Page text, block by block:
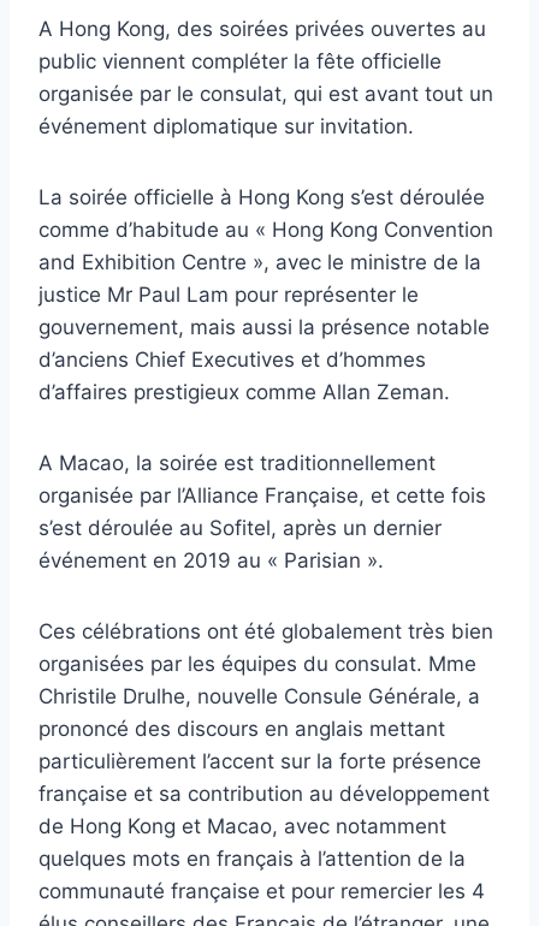
A Hong Kong, des soirées privées ouvertes au
public viennent compléter la fête officielle
organisée par le consulat, qui est avant tout un
événement diplomatique sur invitation.
La soirée officielle à Hong Kong s’est déroulée
comme d’habitude au « Hong Kong Convention
and Exhibition Centre », avec le ministre de la
justice Mr Paul Lam pour représenter le
gouvernement, mais aussi la présence notable
d’anciens Chief Executives et d’hommes
d’affaires prestigieux comme Allan Zeman.
A Macao, la soirée est traditionnellement
organisée par l’Alliance Française, et cette fois
s’est déroulée au Sofitel, après un dernier
événement en 2019 au « Parisian ».
Ces célébrations ont été globalement très bien
organisées par les équipes du consulat. Mme
Christile Drulhe, nouvelle Consule Générale, a
prononcé des discours en anglais mettant
particulièrement l’accent sur la forte présence
française et sa contribution au développement
de Hong Kong et Macao, avec notamment
quelques mots en français à l’attention de la
communauté française et pour remercier les 4